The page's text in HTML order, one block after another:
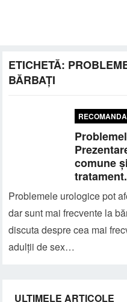
ETICHETĂ:
BĂRBAȚI
comune
tratament.
Problemele urologice pot
dar sunt mai frecvente la
discuta despre cea mai
adulții de sex…
ULTIMELE ARTICOLE